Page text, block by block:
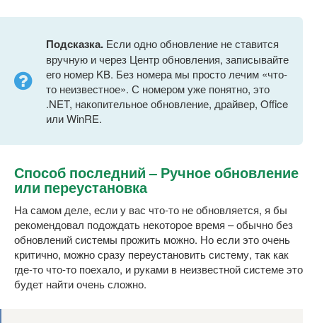
Подсказка. Если одно обновление не ставится
вручную и через Центр обновления, записывайте
его номер KB. Без номера мы просто лечим «что-
то неизвестное». С номером уже понятно, это
.NET, накопительное обновление, драйвер, Office
или WinRE.
Способ последний – Ручное обновление
или переустановка
На самом деле, если у вас что-то не обновляется, я бы
рекомендовал подождать некоторое время – обычно без
обновлений системы прожить можно. Но если это очень
критично, можно сразу переустановить систему, так как
где-то что-то поехало, и руками в неизвестной системе это
будет найти очень сложно.